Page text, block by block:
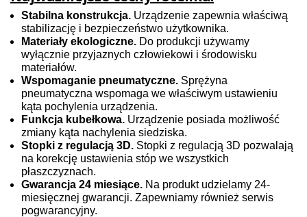
Stabilna konstrukcja. Urządzenie zapewnia właściwą
stabilizację i bezpieczeństwo użytkownika.
Materiały ekologiczne. Do produkcji używamy
wyłącznie przyjaznych człowiekowi i środowisku
materiałów.
Wspomaganie pneumatyczne. Sprężyna
pneumatyczna wspomaga we właściwym ustawieniu
kąta pochylenia urządzenia.
Funkcja kubełkowa. Urządzenie posiada możliwość
zmiany kąta nachylenia siedziska.
Stopki z regulacją 3D. Stopki z regulacją 3D pozwalają
na korekcję ustawienia stóp we wszystkich
płaszczyznach.
Gwarancja 24 miesiące. Na produkt udzielamy 24-
miesięcznej gwarancji. Zapewniamy również serwis
pogwarancyjny.